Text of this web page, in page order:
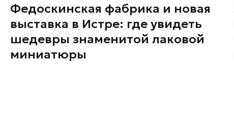
Федоскинская фабрика и новая
выставка в Истре: где увидеть
шедевры знаменитой лаковой
миниатюры